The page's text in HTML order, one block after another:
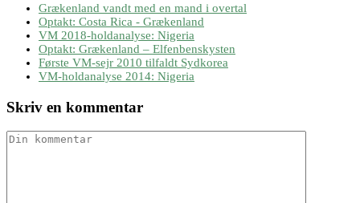
Grækenland vandt med en mand i overtal
Optakt: Costa Rica - Grækenland
VM 2018-holdanalyse: Nigeria
Optakt: Grækenland – Elfenbenskysten
Første VM-sejr 2010 tilfaldt Sydkorea
VM-holdanalyse 2014: Nigeria
Skriv en kommentar